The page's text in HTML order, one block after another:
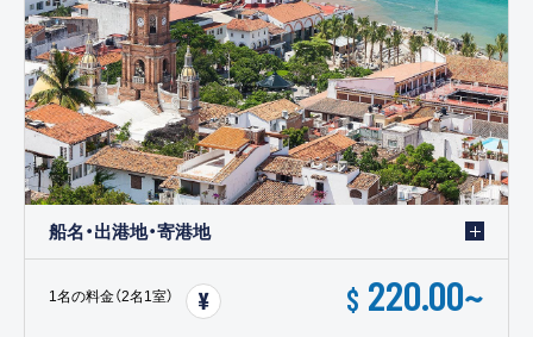
船名・出港地・寄港地
1名の料金（2名1室） $ 220.00~